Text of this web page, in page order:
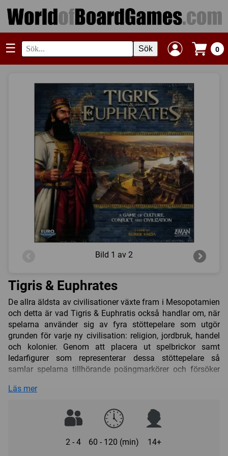
☰ Sök 0
Bild 1 av 2
Tigris & Euphrates
De allra äldsta av civilisationer växte fram i Mesopotamien
och detta är vad Tigris & Euphratis också handlar om, när
spelarna använder sig av fyra stöttepelare som utgör
grunden för varje ny civilisation: religion, jordbruk, handel
och kolonier. Genom att placera ut spelbrickor samt
ledarfigurer som representerar dessa stöttepelare så
samlar spelarna tillhörande poängmarkörer och försöker
antalet insamlade poäng men bara räkna den hög som
Förberedelser
de uppmärkta platserna, tillsammans med en skattmarkör
Läs mer
2 - 4 60 - 120 (min) 14+